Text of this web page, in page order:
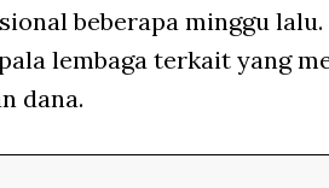
beberapa minggu
lembaga terkait yang
dana.